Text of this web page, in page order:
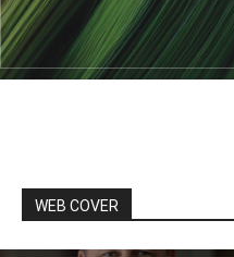
WEB COVER